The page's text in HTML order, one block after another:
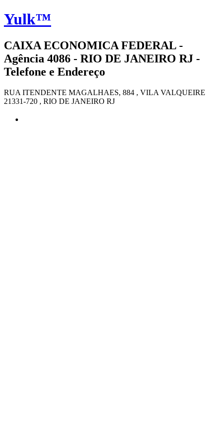
Yulk™
CAIXA ECONOMICA FEDERAL -
Agência 4086 - RIO DE JANEIRO RJ -
Telefone e Endereço
RUA ITENDENTE MAGALHAES, 884 , VILA VALQUEIRE
21331-720 , RIO DE JANEIRO RJ